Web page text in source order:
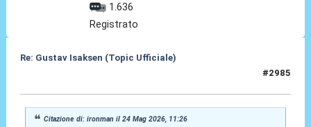
1.636
Registrato
Re: Gustav Isaksen (Topic Ufficiale)
#2985
Citazione di: ironman il 24 Mag 2026, 11:26